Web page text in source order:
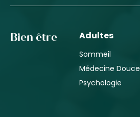
Bien être Adultes
Sommeil
Médecine Douce
Psychologie